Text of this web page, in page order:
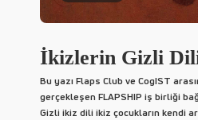
İkizlerin Gizli
Bu yazı Flaps Club ve CogIST
gerçekleşen FLAPSHIP iş birliği
Gizli ikiz dili ikiz çocukların kendi